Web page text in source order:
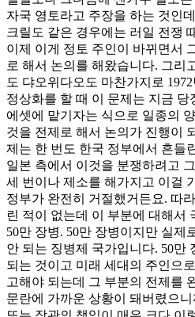
자국 영토라고 주장을 하는 것인
크릴도 같은 경우에는 러일 전쟁
이제 이게 정토 주인이 바뀌면서
로 해서 논의를 해왔습니다. 그리
도 댜오위다오도 마찬가지로
정상화를 할 때 이 문제는 지금 당
에셋에 맡기자는 식으로 일종의
것을 전제로 해서 논의가 진행이
제는 한 번도 한국 정부에서 흔들
일본 측에서 이것을 분쟁하려고
세 번이나 제소를 해가지고 이걸
정부가 완전히 거절했거든요. 따
린 적이 없는데 이 부분에 대해서
50만 장병. 50만 장병이지만 실제
안 되는 징병제 국가입니다. 50만
되는 것이고 미래 세대의 주인으
고해야 되는데 그 부분의 전제를
문란에 가까운 상황이 돼버렸으